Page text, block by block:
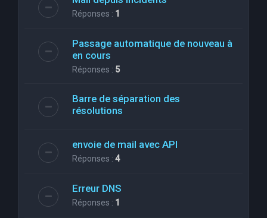
Réponses : 1
Passage automatique de nouveau à
en cours
Réponses : 5
Barre de séparation des
résolutions
envoie de mail avec API
Réponses : 4
Erreur DNS
Réponses : 1